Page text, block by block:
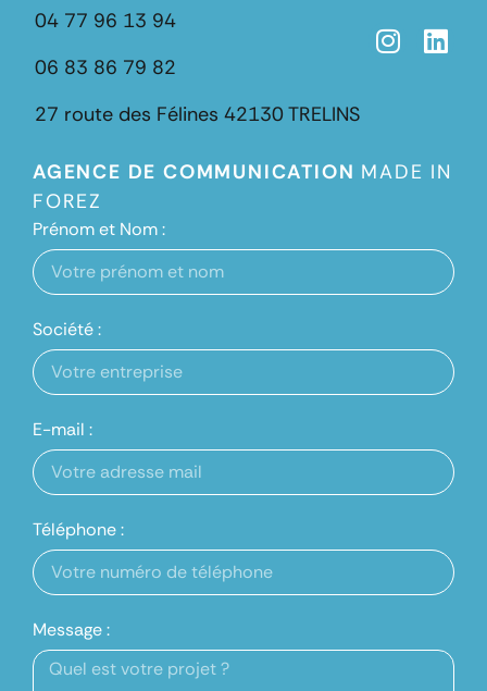
04 77 96 13 94
06 83 86 79 82
27 route des Félines 42130 TRELINS
AGENCE DE COMMUNICATION MADE IN
FOREZ
Prénom et Nom :
Société :
E-mail :
Téléphone :
Message :